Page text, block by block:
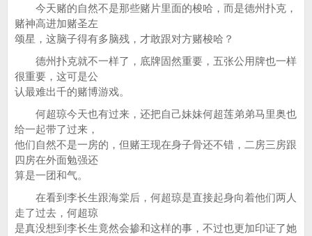
今天赌的自然不是那些赌片里面的梭哈，而是德州扑克，
赌神高进加赌圣左
颂星，这脑子得有多脑残，才敢跟对方赌梭哈？
德州扑克就不一样了，底牌固然重要，五张公用牌也一样
很重要，这可是公
认最难出千的赌博游戏。
何超琼今天也有过来，还把自己妹妹何超莲弟弟马里奥也
给一起带了过来，
他们自然不是一房的，但赌王现在身子骨还不错，二房三房跟
四房在外面勉强还
算是一团和气。
在看到李长生跟海棠后，何超琼是直接起身向着他们两人
走了过去，何超琼
是真没想到李长生竟然会掺和这样的事，不过也更加印证了她